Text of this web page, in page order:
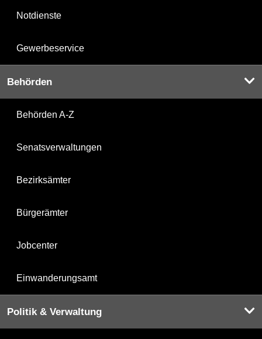
Notdienste
Gewerbeservice
Behörden
Behörden A-Z
Senatsverwaltungen
Bezirksämter
Bürgerämter
Jobcenter
Einwanderungsamt
Politik & Verwaltung